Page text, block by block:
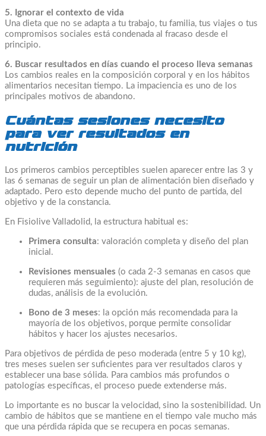
5. Ignorar el contexto de vida
Una dieta que no se adapta a tu trabajo, tu familia, tus viajes o tus
compromisos sociales está condenada al fracaso desde el
principio.
6. Buscar resultados en días cuando el proceso lleva semanas
Los cambios reales en la composición corporal y en los hábitos
alimentarios necesitan tiempo. La impaciencia es uno de los
principales motivos de abandono.
Cuántas sesiones necesito
para ver resultados en
nutrición
Los primeros cambios perceptibles suelen aparecer entre las 3 y
las 6 semanas de seguir un plan de alimentación bien diseñado y
adaptado. Pero esto depende mucho del punto de partida, del
objetivo y de la constancia.
En Fisiolive Valladolid, la estructura habitual es:
Primera consulta: valoración completa y diseño del plan
inicial.
Revisiones mensuales (o cada 2-3 semanas en casos que
requieren más seguimiento): ajuste del plan, resolución de
dudas, análisis de la evolución.
Bono de 3 meses: la opción más recomendada para la
mayoría de los objetivos, porque permite consolidar
hábitos y hacer los ajustes necesarios.
Para objetivos de pérdida de peso moderada (entre 5 y 10 kg),
tres meses suelen ser suficientes para ver resultados claros y
establecer una base sólida. Para cambios más profundos o
patologías específicas, el proceso puede extenderse más.
Lo importante es no buscar la velocidad, sino la sostenibilidad. Un
cambio de hábitos que se mantiene en el tiempo vale mucho más
que una pérdida rápida que se recupera en pocas semanas.